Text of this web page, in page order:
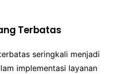
Terbatas
seringkali menjadi
implementasi layanan